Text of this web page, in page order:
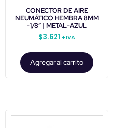
CONECTOR DE AIRE
NEUMÁTICO HEMBRA 8MM
-1/8″ | METAL-AZUL
$3.621 +IVA
Agregar al carrito